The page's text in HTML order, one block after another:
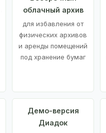
облачный архив
для избавления от
физических архивов
и аренды помещений
под хранение бумаг
Демо-версия
Диадок